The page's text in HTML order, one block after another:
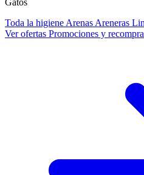
Gatos
Toda la higiene Arenas Areneras
Ver ofertas Promociones y